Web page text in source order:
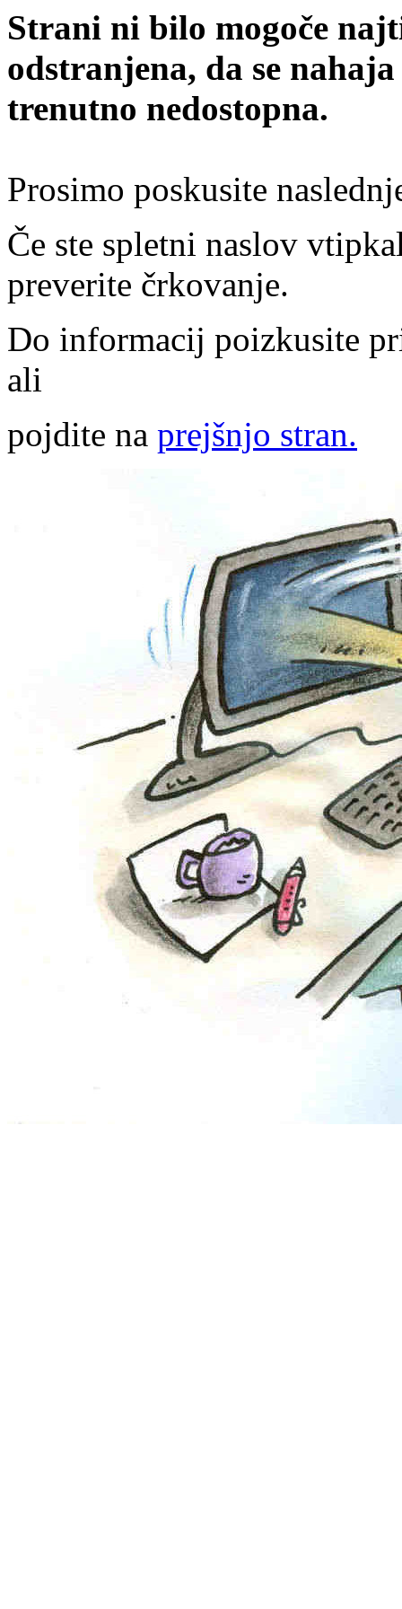
Strani ni bilo mogoče
odstranjena, da se
trenutno nedostopna.
Prosimo poskusite
Če ste spletni naslov
preverite črkovanje.
Do informacij poizkusite
ali
pojdite na prejšnjo stran.